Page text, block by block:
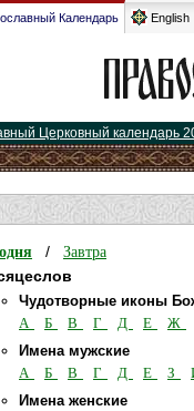
Календарь English
Церковный календарь
/ Завтра
Чудотворные иконы
А Б В Г Д Е Ж
Имена мужские
А Б В Г Д Е З
Имена женские